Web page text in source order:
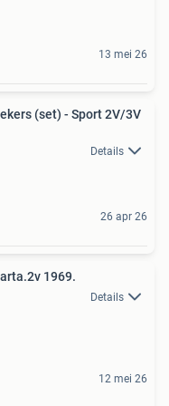
13 mei 26
(set) - Sport 2V/3V
Details
26 apr 26
1969.
Details
12 mei 26